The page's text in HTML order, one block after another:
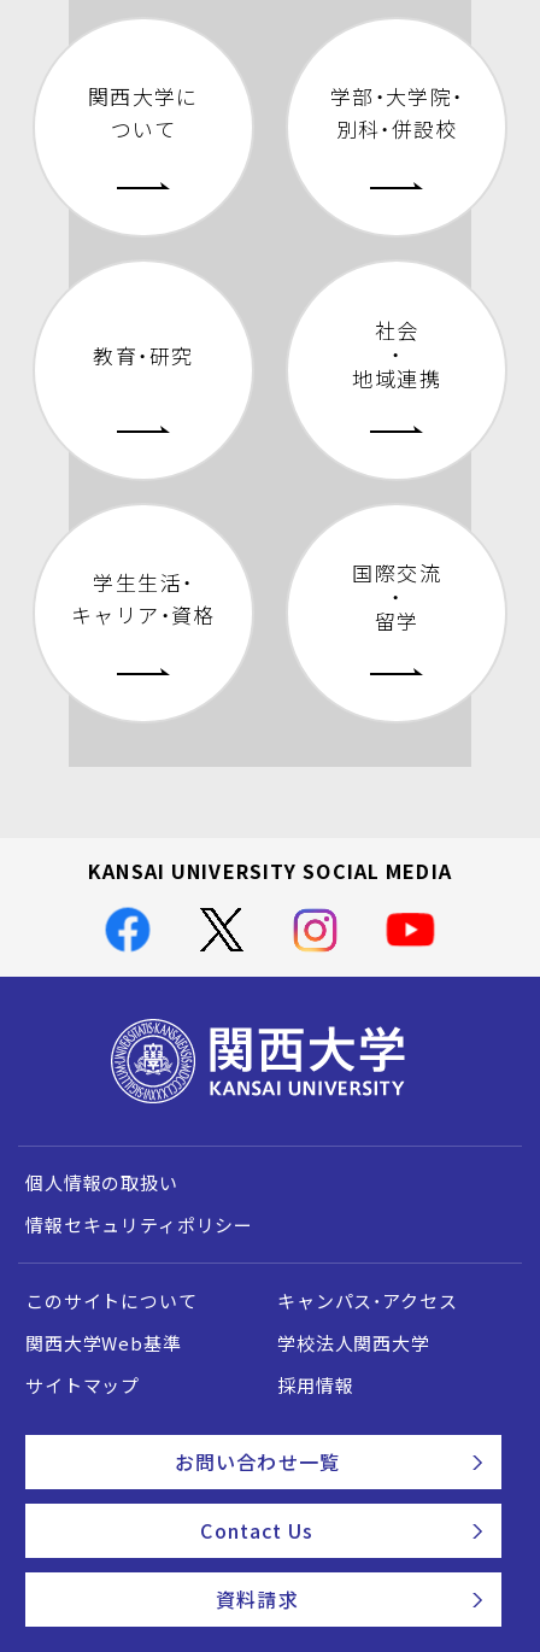
関西大学に
ついて
学部・大学院・
別科・併設校
教育・研究
社会
・
地域連携
学生生活・
キャリア・資格
国際交流
・
留学
KANSAI UNIVERSITY SOCIAL MEDIA
個人情報の取扱い
情報セキュリティポリシー
このサイトについて
キャンパス・アクセス
関西大学Web基準
学校法人関西大学
サイトマップ
採用情報
お問い合わせ一覧
Contact Us
資料請求